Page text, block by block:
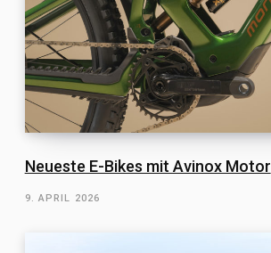
Neueste E-Bikes mit Avinox Motor
9. APRIL 2026